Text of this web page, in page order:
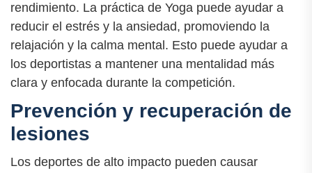
rendimiento. La práctica de Yoga puede ayudar a
reducir el estrés y la ansiedad, promoviendo la
relajación y la calma mental. Esto puede ayudar a
los deportistas a mantener una mentalidad más
clara y enfocada durante la competición.
Prevención y recuperación de
lesiones
Los deportes de alto impacto pueden causar